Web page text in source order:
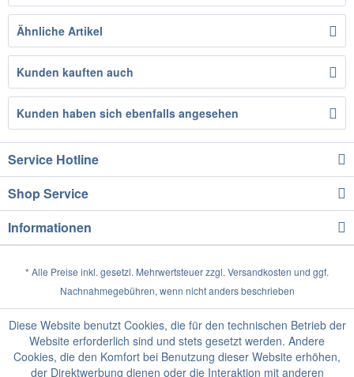
Ähnliche Artikel
Kunden kauften auch
Kunden haben sich ebenfalls angesehen
Service Hotline
Shop Service
Informationen
* Alle Preise inkl. gesetzl. Mehrwertsteuer zzgl. Versandkosten und ggf.
Nachnahmegebühren, wenn nicht anders beschrieben
Diese Website benutzt Cookies, die für den technischen Betrieb der
Website erforderlich sind und stets gesetzt werden. Andere
Cookies, die den Komfort bei Benutzung dieser Website erhöhen,
der Direktwerbung dienen oder die Interaktion mit anderen